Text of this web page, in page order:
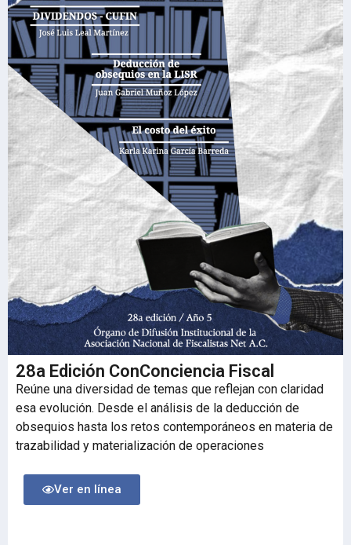
28a Edición ConConciencia Fiscal
Reúne una diversidad de temas que reflejan con claridad
esa evolución. Desde el análisis de la deducción de
obsequios hasta los retos contemporáneos en materia de
trazabilidad y materialización de operaciones
Ver en línea